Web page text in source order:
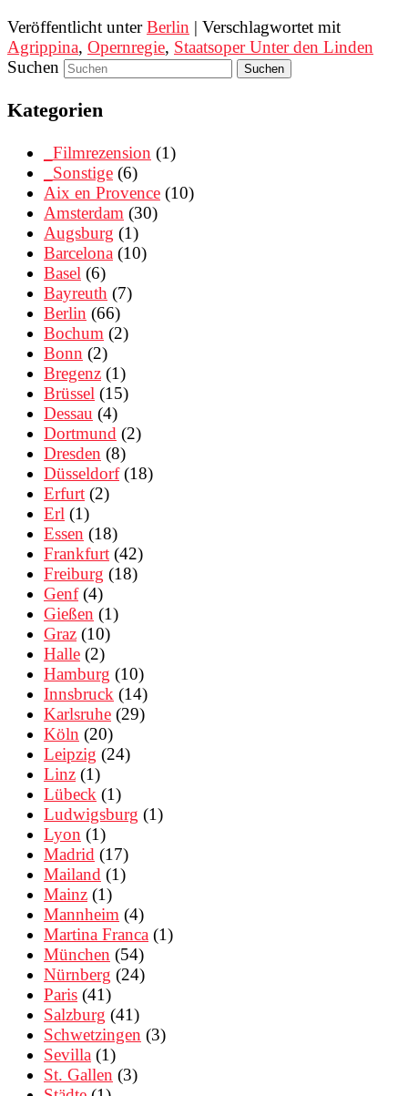
Veröffentlicht unter Berlin | Verschlagwortet mit
Agrippina, Opernregie, Staatsoper Unter den Linden
Suchen
Kategorien
_Filmrezension (1)
_Sonstige (6)
Aix en Provence (10)
Amsterdam (30)
Augsburg (1)
Barcelona (10)
Basel (6)
Bayreuth (7)
Berlin (66)
Bochum (2)
Bonn (2)
Bregenz (1)
Brüssel (15)
Dessau (4)
Dortmund (2)
Dresden (8)
Düsseldorf(18)
Erfurt (2)
Erl (1)
Essen (18)
Frankfurt (42)
Freiburg (18)
Genf(4)
Gießen (1)
Graz (10)
Halle (2)
Hamburg (10)
Innsbruck (14)
Karlsruhe (29)
Köln (20)
Leipzig (24)
Linz (1)
Lübeck (1)
Ludwigsburg (1)
Lyon (1)
Madrid (17)
Mailand (1)
Mainz (1)
Mannheim (4)
Martina Franca (1)
München (54)
Nürnberg (24)
Paris (41)
Salzburg (41)
Schwetzingen (3)
Sevilla (1)
St. Gallen (3)